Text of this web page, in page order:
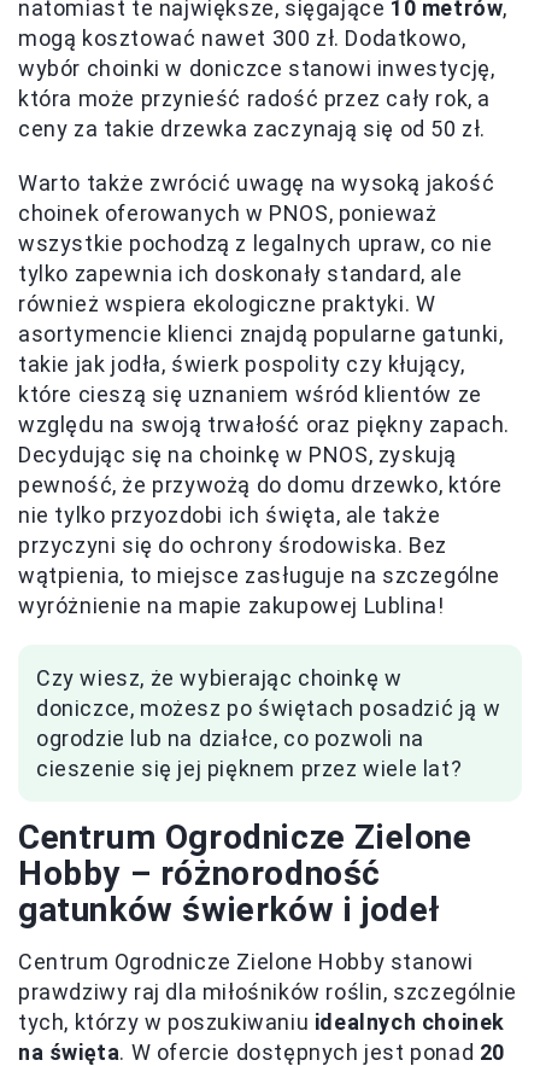
natomiast te największe, sięgające 10 metrów,
mogą kosztować nawet 300 zł. Dodatkowo,
wybór choinki w doniczce stanowi inwestycję,
która może przynieść radość przez cały rok, a
ceny za takie drzewka zaczynają się od 50 zł.
Warto także zwrócić uwagę na wysoką jakość
choinek oferowanych w PNOS, ponieważ
wszystkie pochodzą z legalnych upraw, co nie
tylko zapewnia ich doskonały standard, ale
również wspiera ekologiczne praktyki. W
asortymencie klienci znajdą popularne gatunki,
takie jak jodła, świerk pospolity czy kłujący,
które cieszą się uznaniem wśród klientów ze
względu na swoją trwałość oraz piękny zapach.
Decydując się na choinkę w PNOS, zyskują
pewność, że przywożą do domu drzewko, które
nie tylko przyozdobi ich święta, ale także
przyczyni się do ochrony środowiska. Bez
wątpienia, to miejsce zasługuje na szczególne
wyróżnienie na mapie zakupowej Lublina!
Czy wiesz, że wybierając choinkę w
doniczce, możesz po świętach posadzić ją w
ogrodzie lub na działce, co pozwoli na
cieszenie się jej pięknem przez wiele lat?
Centrum Ogrodnicze Zielone
Hobby – różnorodność
gatunków świerków i jodeł
Centrum Ogrodnicze Zielone Hobby stanowi
prawdziwy raj dla miłośników roślin, szczególnie
tych, którzy w poszukiwaniu idealnych choinek
na święta. W ofercie dostępnych jest ponad 20